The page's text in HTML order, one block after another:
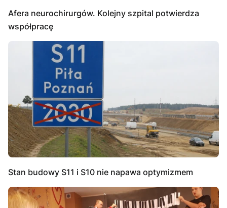
Afera neurochirurgów. Kolejny szpital potwierdza
współpracę
Stan budowy S11 i S10 nie napawa optymizmem